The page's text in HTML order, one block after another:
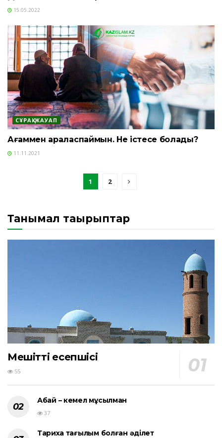
15.05.2022
СҰРАҚ-ЖАУАП
Ағаммен араласпаймын. Не істесе болады?
11.11.2021
1 2
Танымал тақырыптар
Мешіттің есепшісі
55
Абай – кемел мұсылман
37
Тарихқа тағылым болған әділет